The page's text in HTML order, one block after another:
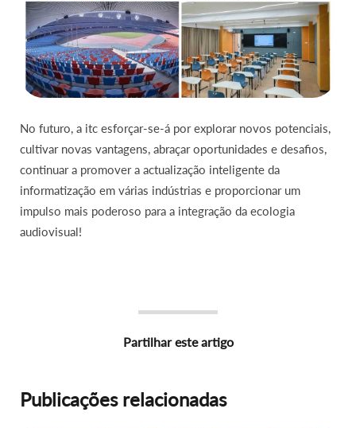
No futuro, a itc esforçar-se-á por explorar novos potenciais,
cultivar novas vantagens, abraçar oportunidades e desafios,
continuar a promover a actualização inteligente da
informatização em várias indústrias e proporcionar um
impulso mais poderoso para a integração da ecologia
audiovisual!
Partilhar este artigo
Publicações relacionadas